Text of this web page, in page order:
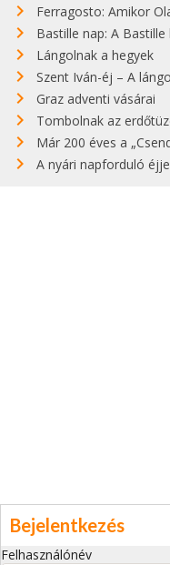
Ferragosto: Amikor
Bastille nap: A Bastille
Lángolnak a hegyek
Szent Iván-éj – A
Graz adventi vásárai
Tombolnak az
Már 200 éves a
A nyári napforduló éjjelén
Bejelentkezés
Felhasználónév